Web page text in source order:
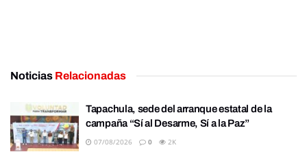
Noticias Relacionadas
Tapachula, sede del arranque estatal de la
campaña “Sí al Desarme, Sí a la Paz”
07/08/2026 0 2K